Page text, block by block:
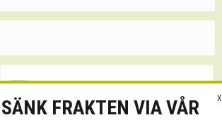
X
SÄNK FRAKTEN VIA VÅR